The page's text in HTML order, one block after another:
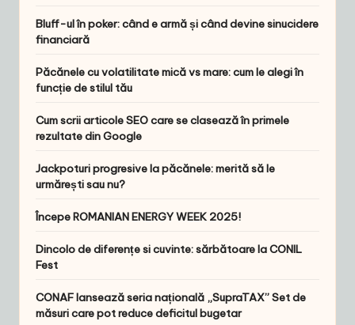
Bluff-ul în poker: când e armă și când devine sinucidere
financiară
Păcănele cu volatilitate mică vs mare: cum le alegi în
funcție de stilul tău
Cum scrii articole SEO care se clasează în primele
rezultate din Google
Jackpoturi progresive la păcănele: merită să le
urmărești sau nu?
Începe ROMANIAN ENERGY WEEK 2025!
Dincolo de diferențe si cuvinte: sărbătoare la CONIL
Fest
CONAF lansează seria națională „SupraTAX” Set de
măsuri care pot reduce deficitul bugetar